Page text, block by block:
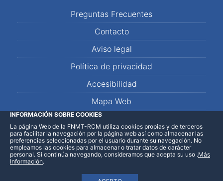
Preguntas Frecuentes
Contacto
Aviso legal
Política de privacidad
Accesibilidad
Mapa Web
LinkedInFacebookWhatsApp
INFORMACIÓN SOBRE COOKIES
La página Web de la FNMT-RCM utiliza cookies propias y de terceros
para facilitar la navegación por la página web así como almacenar las
preferencias seleccionadas por el usuario durante su navegación. No
empleamos las cookies para almacenar o tratar datos de carácter
personal. Si continúa navegando, consideramos que acepta su uso .Más
Información.